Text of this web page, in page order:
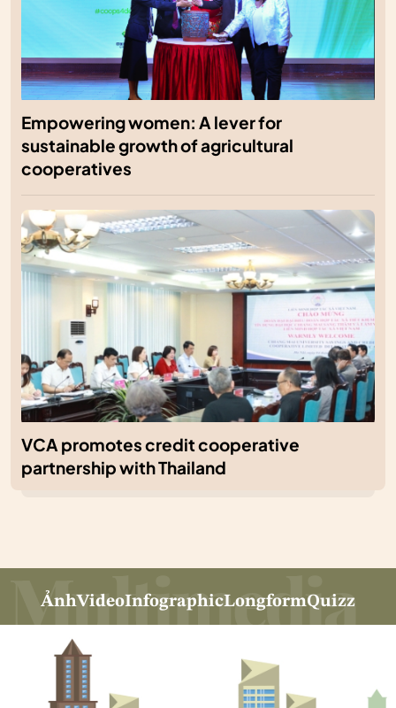
Empowering women: A lever for
sustainable growth of agricultural
cooperatives
VCA promotes credit cooperative
partnership with Thailand
ẢnhVideoInfographicLongformQuizz